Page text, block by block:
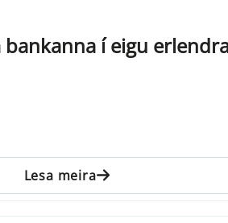
í eigu
Lesa meira